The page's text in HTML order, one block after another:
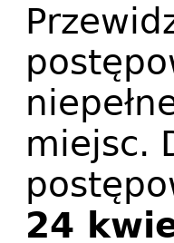
miejsc.
24